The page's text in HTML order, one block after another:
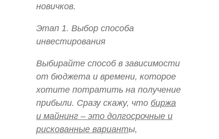
новичков.
Этап 1. Выбор способа
инвестирования
Выбирайте способ в зависимости
от бюджета и времени, которое
хотите потратить на получение
прибыли. Сразу скажу, что биржа
и майнинг – это долгосрочные и
рискованные варианты,